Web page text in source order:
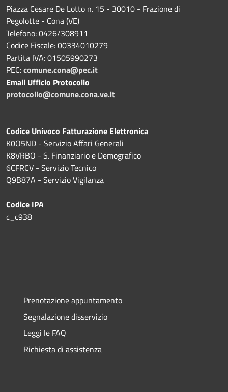
Piazza Cesare De Lotto n. 15 - 30010 - Frazione di
Pegolotte - Cona (VE)
Telefono: 0426/308911
Codice Fiscale: 00334010279
Partita IVA: 01505990273
PEC:comune.cona@pec.it
Email Ufficio Protocollo
protocollo@comune.cona.ve.it
Codice Univoco Fatturazione Elettronica
K0O5ND - Servizio Affari Generali
K8VRBO - S. Finanziario e Demografico
6CFRCV - Servizio Tecnico
Q9B87A - Servizio Vigilanza
Codice IPA
c_c938
Prenotazione appuntamento
Segnalazione disservizio
Leggi le FAQ
Richiesta di assistenza